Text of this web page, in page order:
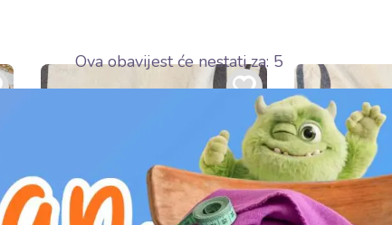
Ova obavijest će nestati za: 3